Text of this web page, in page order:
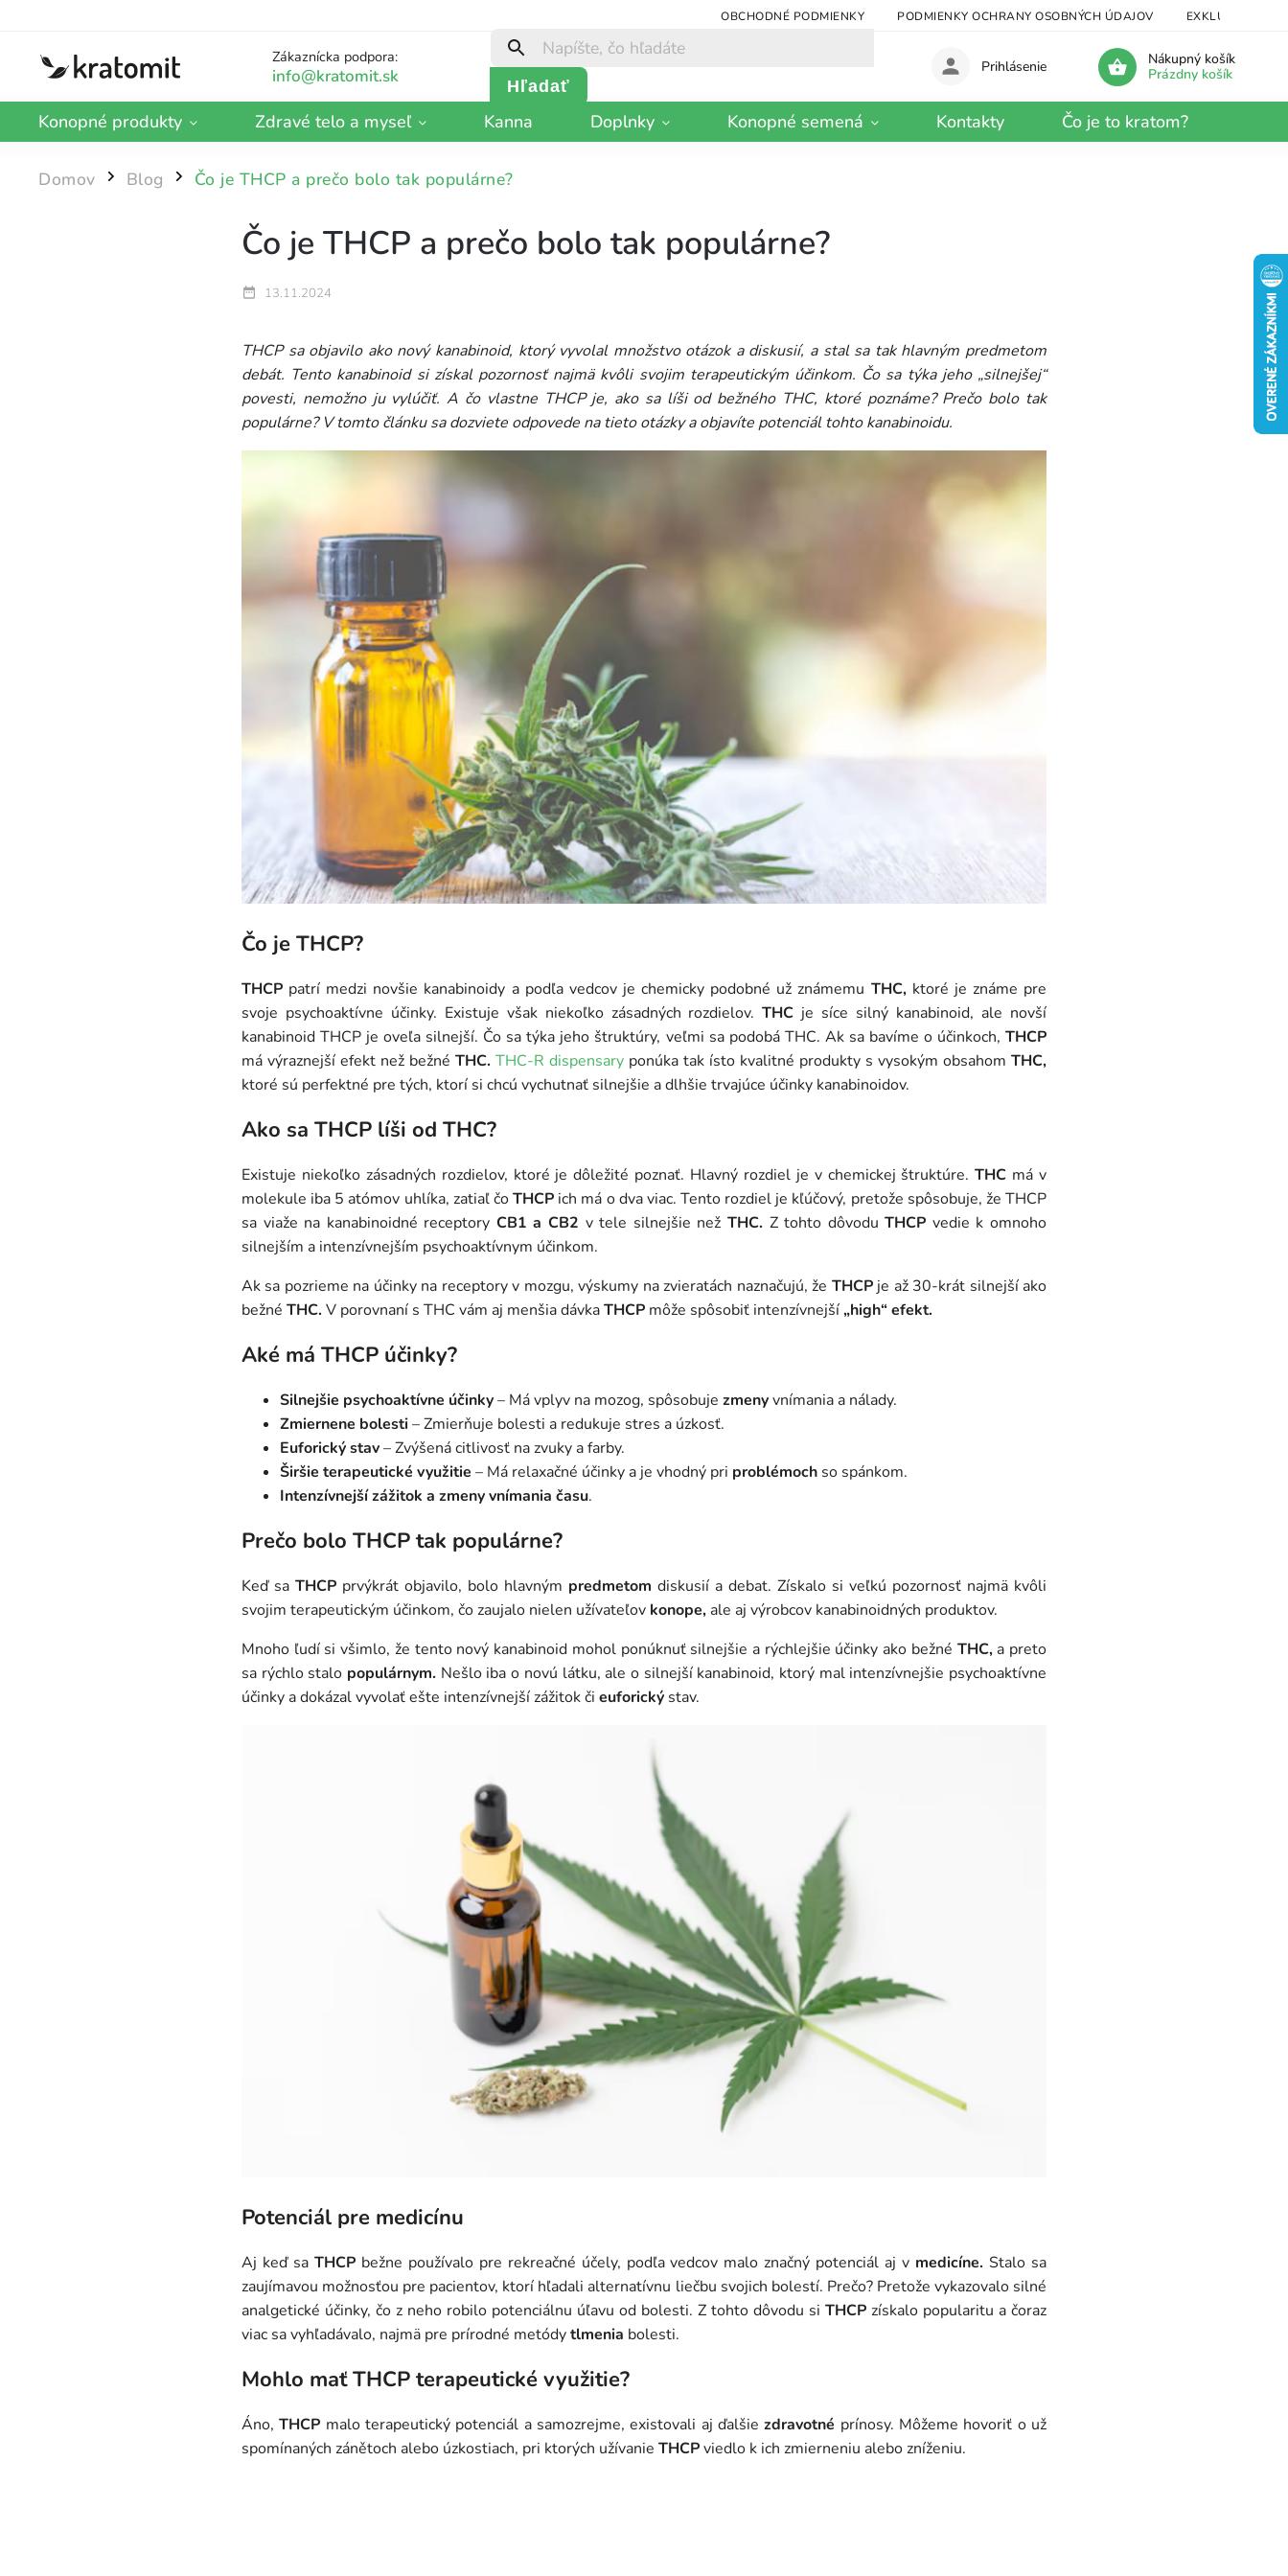
OBCHODNÉ PODMIENKY PODMIENKY OCHRANY OSOBNÝCH ÚDAJOV EXKLUZÍVNY
Zákaznícka podpora:
Hľadať
Nákupný košík
Prázdny košík
Prihlásenie
Konopné produkty Zdravé telo a myseľ Kanna Doplnky Konopné semená Kontakty Čo je to kratom?
Domov / Blog / Čo je THCP a prečo bolo tak populárne?
Čo je THCP a prečo bolo tak populárne?
13.11.2024
THCP sa objavilo ako nový kanabinoid, ktorý vyvolal množstvo otázok a diskusií, a stal sa tak hlavným predmetom
debát. Tento kanabinoid si získal pozornosť najmä kvôli svojim terapeutickým účinkom. Čo sa týka jeho „silnejšej“
povesti, nemožno ju vylúčiť. A čo vlastne THCP je, ako sa líši od bežného THC, ktoré poznáme? Prečo bolo tak
populárne? V tomto článku sa dozviete odpovede na tieto otázky a objavíte potenciál tohto kanabinoidu.
Čo je THCP?
THCP patrí medzi novšie kanabinoidy a podľa vedcov je chemicky podobné už známemu THC,ktoré je známe pre
svoje psychoaktívne účinky. Existuje však niekoľko zásadných rozdielov.THC je síce silný kanabinoid, ale novší
kanabinoid THCP je oveľa silnejší. Čo sa týka jeho štruktúry, veľmi sa podobá THC. Ak sa bavíme o účinkoch, THCP
má výraznejší efekt než bežné THC. THC-R dispensary ponúka tak ísto kvalitné produkty s vysokým obsahom THC,
ktoré sú perfektné pre tých, ktorí si chcú vychutnať silnejšie a dlhšie trvajúce účinky kanabinoidov.
Ako sa THCP líši od THC?
Existuje niekoľko zásadných rozdielov, ktoré je dôležité poznať. Hlavný rozdiel je v chemickej štruktúre.THC má v
molekule iba 5 atómov uhlíka, zatiaľ čoTHCP ich má o dva viac. Tento rozdiel je kľúčový, pretože spôsobuje, že THCP
sa viaže na kanabinoidné receptory CB1 a CB2 v tele silnejšie než THC. Z tohto dôvoduTHCP vedie k omnoho
silnejším a intenzívnejším psychoaktívnym účinkom.
Ak sa pozrieme na účinky na receptory v mozgu, výskumy na zvieratách naznačujú, že THCPje až 30-krát silnejší ako
bežné THC. V porovnaní s THC vám aj menšia dávkaTHCP môže spôsobiť intenzívnejší„high“ efekt.
Aké má THCP účinky?
Silnejšie psychoaktívne účinky– Má vplyv na mozog, spôsobuje zmenyvnímania a nálady.
Zmiernene bolesti– Zmierňuje bolesti a redukuje stres a úzkosť.
Euforický stav– Zvýšená citlivosť na zvuky a farby.
Širšie terapeutické využitie – Má relaxačné účinky a je vhodný pri problémoch so spánkom.
Intenzívnejší zážitok a zmeny vnímania času.
Prečo bolo THCP tak populárne?
Keď sa THCP prvýkrát objavilo, bolo hlavným predmetom diskusií a debat. Získalo si veľkú pozornosť najmä kvôli
svojim terapeutickým účinkom, čo zaujalo nielen užívateľov konope, ale aj výrobcov kanabinoidných produktov.
Mnoho ľudí si všimlo, že tento nový kanabinoid mohol ponúknuť silnejšie a rýchlejšie účinky ako bežné THC,a preto
sa rýchlo stalo populárnym. Nešlo iba o novú látku, ale o silnejší kanabinoid, ktorý mal intenzívnejšie psychoaktívne
účinky a dokázal vyvolať ešte intenzívnejší zážitok či euforický stav.
Potenciál pre medicínu
Aj keď sa THCPbežne používalo pre rekreačné účely, podľa vedcov malo značný potenciál aj v medicíne. Stalo sa
zaujímavou možnosťou pre pacientov, ktorí hľadali alternatívnu liečbu svojich bolestí. Prečo? Pretože vykazovalo silné
analgetické účinky, čo z neho robilo potenciálnu úľavu od bolesti. Z tohto dôvodu si THCP získalo popularitu a čoraz
viac sa vyhľadávalo, najmä pre prírodné metódytlmenia bolesti.
Mohlo mať THCP terapeutické využitie?
Áno,THCP malo terapeutický potenciál a samozrejme, existovali aj ďalšiezdravotné prínosy. Môžeme hovoriť o už
spomínaných zánětoch alebo úzkostiach, pri ktorých užívanie THCPviedlo k ich zmierneniu alebo zníženiu.